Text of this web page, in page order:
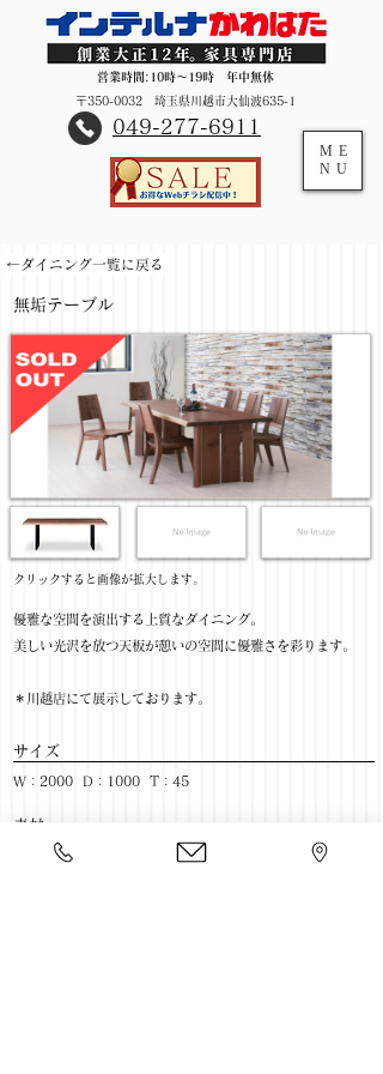
営業時間:10時～19時 年中無休
〒350-0032 埼玉県川越市大仙波635-1
​049-277-6911
ME
NU
←ダイニング一覧に戻る
無垢テーブル
​クリックすると画像が拡大します。
優雅な空間を演出する上質なダイニング。
美しい光沢を放つ天板が憩いの空間に優雅さを彩ります。
＊川越店にて展示しております。
サイズ
W：2000 D：1000 T：45
​素材
木材：ブラックウォールナット